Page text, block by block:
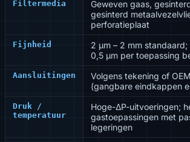
Filtermedia
Geweven gaas,
gesinterd
perforatieplaat
Fijnheid
2 µm – 2 mm
0,5 µm per toepassing
Aansluitingen
Volgens tekening of
(gangbare eindkappen
Druk /
temperatuur
Hoge-ΔP-uitvoeringen;
gastoepassingen met
legeringen